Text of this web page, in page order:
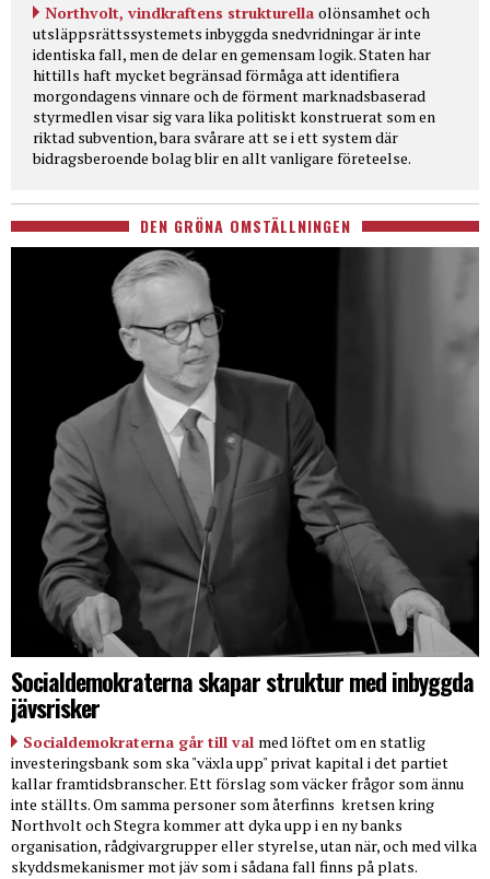
Northvolt, vindkraftens strukturella olönsamhet och
utsläppsrättssystemets inbyggda snedvridningar är inte
identiska fall, men de delar en gemensam logik. Staten har
hittills haft mycket begränsad förmåga att identifiera
morgondagens vinnare och de förment marknadsbaserad
styrmedlen visar sig vara lika politiskt konstruerat som en
riktad subvention, bara svårare att se i ett system där
bidragsberoende bolag blir en allt vanligare företeelse.
DEN GRÖNA OMSTÄLLNINGEN
Socialdemokraterna skapar struktur med inbyggda
jävsrisker
Socialdemokraterna går till val med löftet om en statlig
investeringsbank som ska "växla upp" privat kapital i det partiet
kallar framtidsbranscher. Ett förslag som väcker frågor som ännu
inte ställts. Om samma personer som återfinns kretsen kring
Northvolt och Stegra kommer att dyka upp i en ny banks
organisation, rådgivargrupper eller styrelse, utan när, och med vilka
skyddsmekanismer mot jäv som i sådana fall finns på plats.